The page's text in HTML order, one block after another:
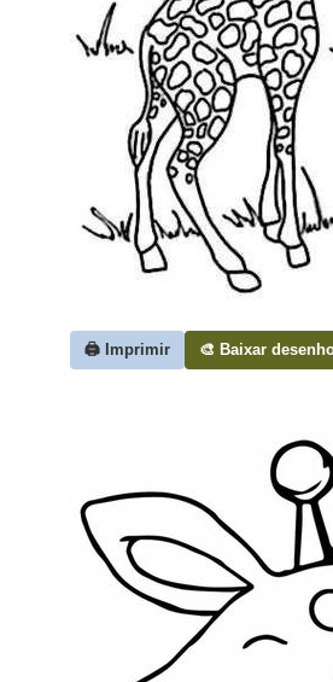
🖨️ Imprimir 🎨 Baixar